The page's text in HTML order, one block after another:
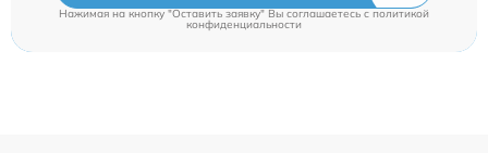
Нажимая на кнопку "Оставить заявку" Вы соглашаетесь cполитикой
конфиденциальности